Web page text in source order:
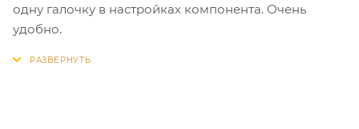
одну галочку в настройках компонента. Очень
удобно.